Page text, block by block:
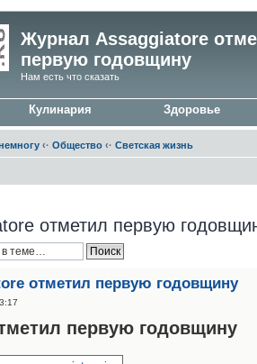
Журнал Assaggiatore
первую годовщину
Нам есть что сказать
Кулинария Здоровье
‹· Общество ‹· Светская жизнь
отметил первую
отметил первую годовщину
первую годовщину